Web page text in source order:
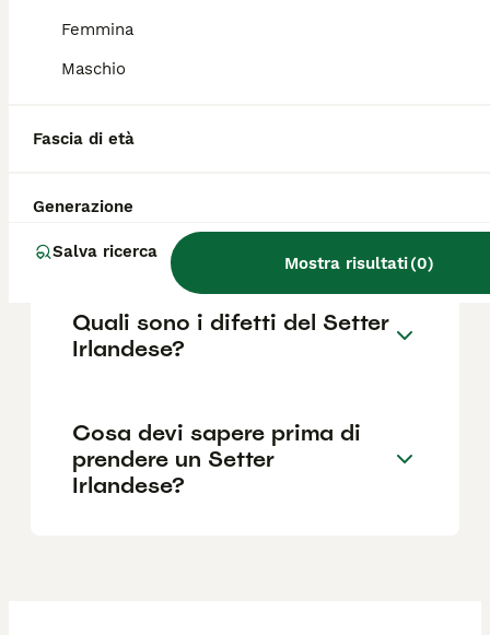
Femmina
Maschio
Fascia di età
Generazione
Salva ricerca
Mostra risultati(0)
reputazione dell'allevatore e la posizione.
Setter Irlandese?
Qual è il carattere del Setter
Irlandese?
Quali sono i difetti del Setter
Irlandese?
Cosa devi sapere prima di
prendere un Setter
Irlandese?